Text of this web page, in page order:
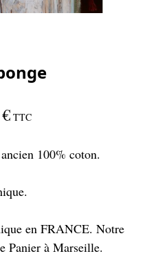
TTC
100% coton.
en FRANCE. Notre
Panier à Marseille.